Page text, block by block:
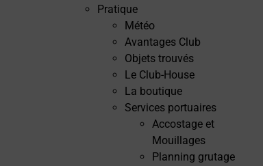
Pratique
Météo
Avantages Club
Objets trouvés
Le Club-House
La boutique
Services portuaires
Accostage et
Mouillages
Planning grutage